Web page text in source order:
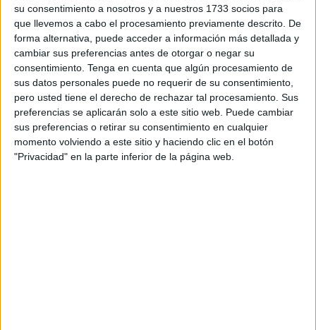
su consentimiento a nosotros y a nuestros 1733 socios para
que llevemos a cabo el procesamiento previamente descrito. De
forma alternativa, puede acceder a información más detallada y
cambiar sus preferencias antes de otorgar o negar su
consentimiento. Tenga en cuenta que algún procesamiento de
sus datos personales puede no requerir de su consentimiento,
pero usted tiene el derecho de rechazar tal procesamiento. Sus
preferencias se aplicarán solo a este sitio web. Puede cambiar
sus preferencias o retirar su consentimiento en cualquier
momento volviendo a este sitio y haciendo clic en el botón
"Privacidad" en la parte inferior de la página web.
laborales y de vida, con el objetivo de garantizar que
puedan trabajar con dignidad y sin que se vean
vulnerados sus derechos. En este sentido, la organización
ha subrayado que es necesario seguir trabajando para
ofrecer un entorno de trabajo seguro y justo para estas
mujeres.
A pesar de que, en comparación con años anteriores, las
condiciones laborales de las temporeras han mejorado, la
Federación asegura que aún queda mucho por hacer.